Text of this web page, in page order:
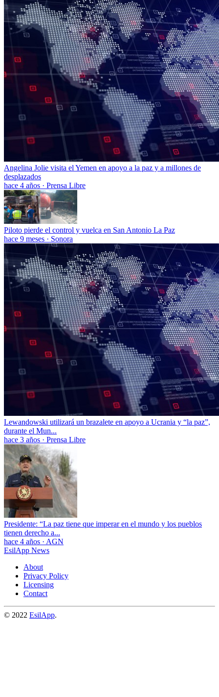
Angelina Jolie visita el Yemen en apoyo a la paz y a millones de
desplazados
hace 4 años · Prensa Libre
Piloto pierde el control y vuelca en San Antonio La Paz
hace 9 meses · Sonora
Lewandowski utilizará un brazalete en apoyo a Ucrania y “la paz”,
durante el Mun...
hace 3 años · Prensa Libre
Presidente: “La paz tiene que imperar en el mundo y los pueblos
tienen derecho a...
hace 4 años · AGN
EsilApp News
About
Privacy Policy
Licensing
Contact
© 2022 EsilApp.